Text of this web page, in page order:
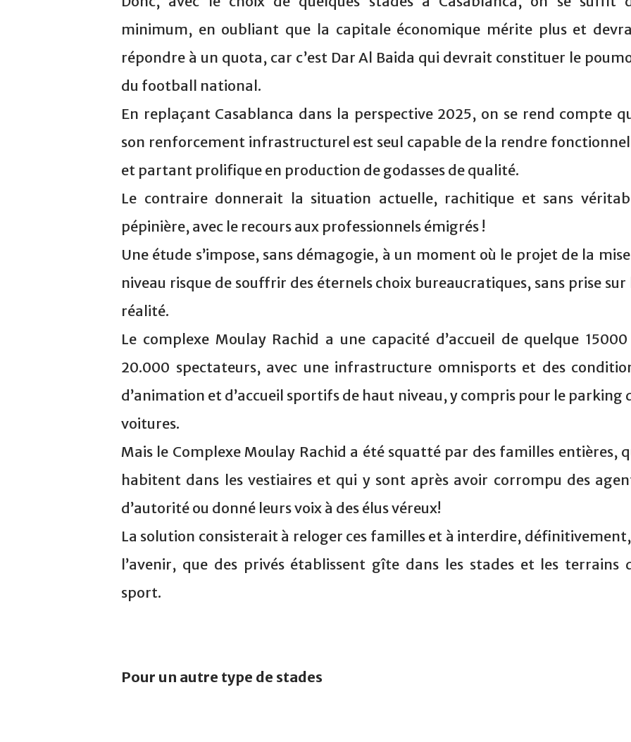
minimum, en oubliant que la capitale économique mérite plus et
répondre à un quota, car c’est Dar Al Baida qui devrait constituer le
du football national.
En replaçant Casablanca dans la perspective 2025, on se rend compte
son renforcement infrastructurel est seul capable de la rendre
et partant prolifique en production de godasses de qualité.
Le contraire donnerait la situation actuelle, rachitique et sans
pépinière, avec le recours aux professionnels émigrés !
Une étude s’impose, sans démagogie, à un moment où le projet de la
niveau risque de souffrir des éternels choix bureaucratiques, sans prise sur
réalité.
Le complexe Moulay Rachid a une capacité d’accueil de quelque 15000
20.000 spectateurs, avec une infrastructure omnisports et des
d’animation et d’accueil sportifs de haut niveau, y compris pour le parking
voitures.
Mais le Complexe Moulay Rachid a été squatté par des familles entières,
habitent dans les vestiaires et qui y sont après avoir corrompu des
d’autorité ou donné leurs voix à des élus véreux!
La solution consisterait à reloger ces familles et à interdire,
l’avenir, que des privés établissent gîte dans les stades et les terrains
sport.
Pour un autre type de stades